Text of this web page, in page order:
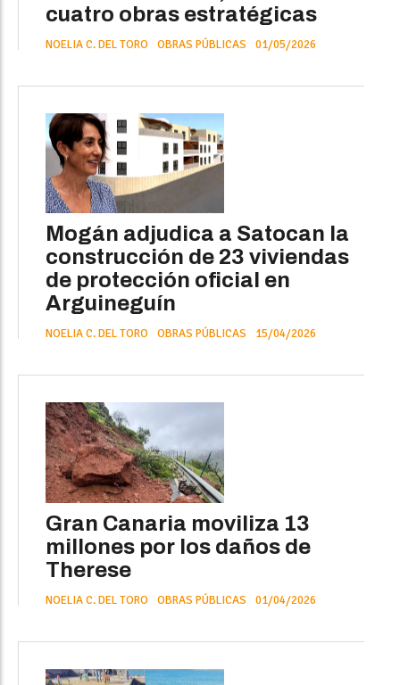
cuatro obras estratégicas
NOELIA C. DEL TORO OBRAS PÚBLICAS 01/05/2026
Mogán adjudica a Satocan la
construcción de 23 viviendas
de protección oficial en
Arguineguín
NOELIA C. DEL TORO OBRAS PÚBLICAS 15/04/2026
Gran Canaria moviliza 13
millones por los daños de
Therese
NOELIA C. DEL TORO OBRAS PÚBLICAS 01/04/2026